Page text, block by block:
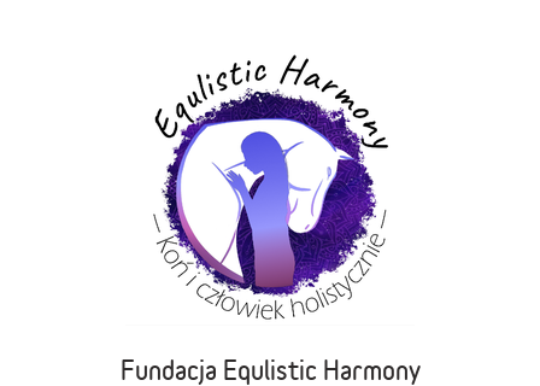
Fundacja Equlistic Harmony